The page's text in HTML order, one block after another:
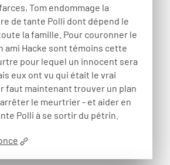
Tom endommage la
de tante Polli dont dépend le
la famille. Pour couronner le
ami Hacke sont témoins cette
pour lequel un innocent sera
eux ont vu qui était le vrai
faut maintenant trouver un plan
le meurtrier - et aider en
Polli à se sortir du pétrin.